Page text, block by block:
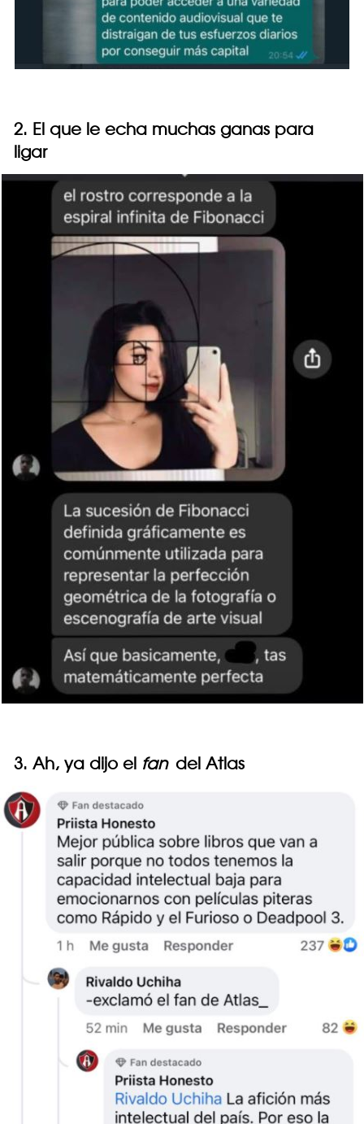
2. El que le echa muchas ganas para
ligar
3. Ah, ya dijo el fan del Atlas